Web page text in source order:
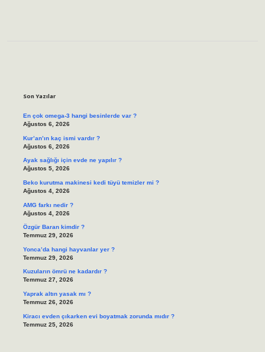
Son Yazılar
En çok omega-3 hangi besinlerde var ?
Ağustos 6, 2026
Kur’an’ın kaç ismi vardır ?
Ağustos 6, 2026
Ayak sağlığı için evde ne yapılır ?
Ağustos 5, 2026
Beko kurutma makinesi kedi tüyü temizler mi ?
Ağustos 4, 2026
AMG farkı nedir ?
Ağustos 4, 2026
Özgür Baran kimdir ?
Temmuz 29, 2026
Yonca’da hangi hayvanlar yer ?
Temmuz 29, 2026
Kuzuların ömrü ne kadardır ?
Temmuz 27, 2026
Yaprak altın yasak mı ?
Temmuz 26, 2026
Kiracı evden çıkarken evi boyatmak zorunda mıdır ?
Temmuz 25, 2026